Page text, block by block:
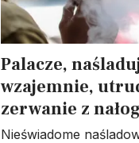
Palacze,
wzajemnie,
zerwanie z
Nieświadome